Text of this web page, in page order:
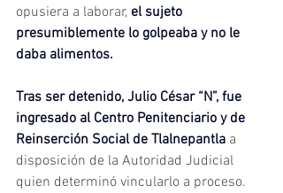
opusiera a laborar, el sujeto
presumiblemente lo golpeaba y no le
daba alimentos.
Tras ser detenido, Julio César “N”, fue
ingresado al Centro Penitenciario y de
Reinserción Social de Tlalnepantla a
disposición de la Autoridad Judicial
quien determinó vincularlo a proceso.